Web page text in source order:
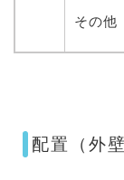
その他
配置（外